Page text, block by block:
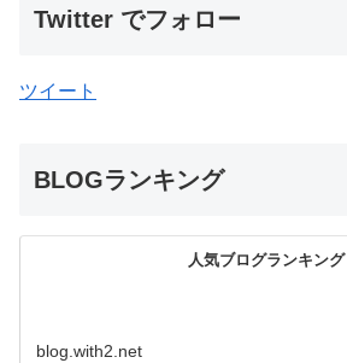
Twitter でフォロー
ツイート
BLOGランキング
人気ブログランキング
blog.with2.net